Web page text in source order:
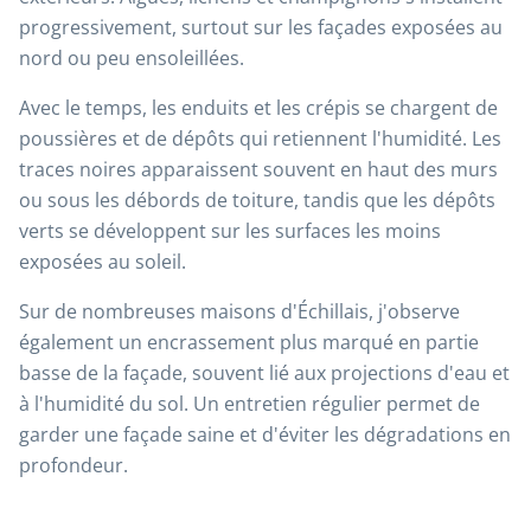
progressivement, surtout sur les façades exposées au
nord ou peu ensoleillées.
Avec le temps, les enduits et les crépis se chargent de
poussières et de dépôts qui retiennent l'humidité. Les
traces noires apparaissent souvent en haut des murs
ou sous les débords de toiture, tandis que les dépôts
verts se développent sur les surfaces les moins
exposées au soleil.
Sur de nombreuses maisons d'Échillais, j'observe
également un encrassement plus marqué en partie
basse de la façade, souvent lié aux projections d'eau et
à l'humidité du sol. Un entretien régulier permet de
garder une façade saine et d'éviter les dégradations en
profondeur.